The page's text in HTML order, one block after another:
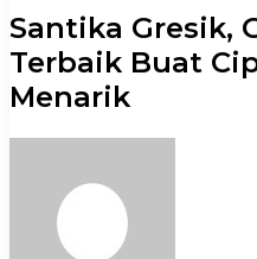
Santika Gresik,
Terbaik Buat
Menarik